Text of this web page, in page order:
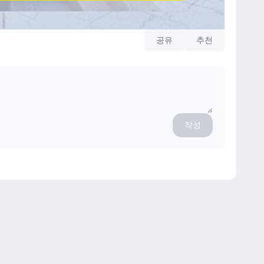
공유 추천
작성